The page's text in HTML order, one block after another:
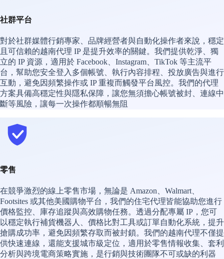
社群平台
對於社群媒體行銷專家、品牌經營者與自動化操作者來說，穩定
且可信賴的越南代理 IP 是提升效率的關鍵。我們提供乾淨、獨
立的 IP 資源，適用於 Facebook、Instagram、TikTok 等主流平
台，幫助您安全登入多個帳號、執行內容排程、投放廣告與進行
互動，避免因頻繁操作或 IP 重複而觸發平台風控。我們的代理
方案具備高穩定性與隱私保障，讓您無須擔心帳號被封、連線中
斷等風險，讓每一次操作都順暢無阻
零售
在競爭激烈的線上零售市場，無論是 Amazon、Walmart、
Footsites 或其他美國購物平台，我們的住宅代理皆能協助您進行
價格監控、庫存追蹤與高效購物任務。透過分配專屬 IP，您可
以穩定執行補貨機器人、價格比對工具或訂單自動化系統，提升
搶購成功率，避免因頻繁存取而被封鎖。我們的越南代理不僅提
供快速連線，還能支援城市級定位，適用於零售情報收集、套利
分析與跨境電商策略實施，是行銷與技術團隊不可或缺的利器